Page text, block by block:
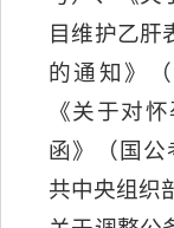
目维护乙肝
的通知》
《关于对
函》（国公
共中央组织